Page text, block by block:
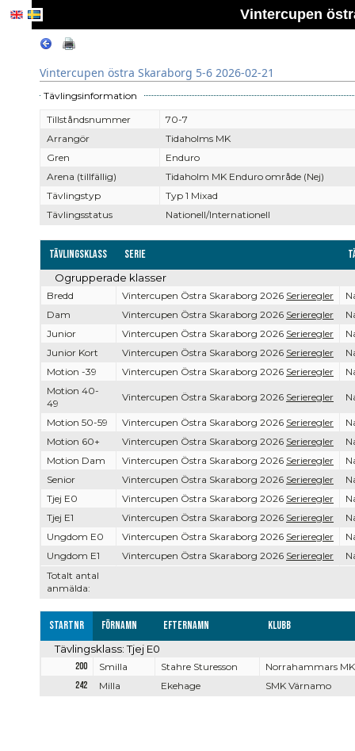
Vintercupen
Vintercupen östra Skaraborg 5-6 2026-02-21
Tävlingsinformation
Tillståndsnummer
70-7
Arrangör
Tidaholms MK
Gren
Enduro
Arena (tillfällig)
Tidaholm MK Enduro område (Nej)
Tävlingstyp
Typ 1 Mixad
Tävlingsstatus
Nationell/Internationell
Tävlingsklass Serie
Totalt antal
anmälda:
Ogrupperade klasser
Bredd Vintercupen Östra Skaraborg 2026 Serieregler
Dam
Vintercupen Östra Skaraborg 2026 Serieregler
Junior
Vintercupen Östra Skaraborg 2026 Serieregler
Junior Kort
Vintercupen Östra Skaraborg 2026 Serieregler
Motion -39
Vintercupen Östra Skaraborg 2026 Serieregler
Motion 40-
49
Vintercupen Östra Skaraborg 2026 Serieregler
Motion 50-59 Vintercupen Östra Skaraborg 2026 Serieregler
Motion 60+
Vintercupen Östra Skaraborg 2026 Serieregler
Motion Dam
Vintercupen Östra Skaraborg 2026 Serieregler
Senior
Vintercupen Östra Skaraborg 2026 Serieregler
Tjej E0
Vintercupen Östra Skaraborg 2026 Serieregler
Tjej E1
Vintercupen Östra Skaraborg 2026 Serieregler
Ungdom E0
Vintercupen Östra Skaraborg 2026 Serieregler
Ungdom E1
Vintercupen Östra Skaraborg 2026 Serieregler
Startnr Förnamn Efternamn Klubb
Tävlingsklass: Tjej E0
200 Smilla Stahre Sturesson
Norrahammars MK
242
Milla Ekehage SMK Värnamo